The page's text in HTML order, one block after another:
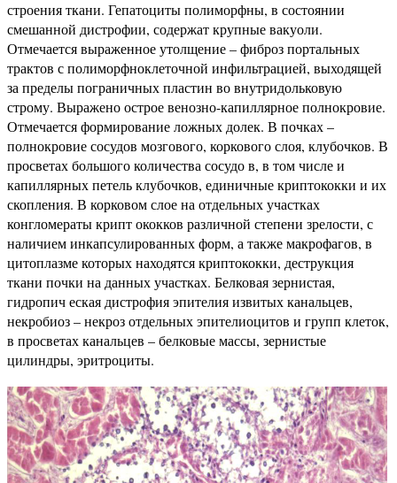
строения ткани. Гепатоциты полиморфны, в состоянии
смешанной дистрофии, содержат крупные вакуоли.
Отмечается выраженное утолщение – фиброз портальных
трактов с полиморфноклеточной инфильтрацией, выходящей
за пределы пограничных пластин во внутридольковую
строму. Выражено острое венозно-капиллярное полнокровие.
Отмечается формирование ложных долек. В почках –
полнокровие сосудов мозгового, коркового слоя, клубочков. В
просветах большого количества сосудо в, в том числе и
капиллярных петель клубочков, единичные криптококки и их
скопления. В корковом слое на отдельных участках
конгломераты крипт ококков различной степени зрелости, с
наличием инкапсулированных форм, а также макрофагов, в
цитоплазме которых находятся криптококки, деструкция
ткани почки на данных участках. Белковая зернистая,
гидропич еская дистрофия эпителия извитых канальцев,
некробиоз – некроз отдельных эпителиоцитов и групп клеток,
в просветах канальцев – белковые массы, зернистые
цилиндры, эритроциты.